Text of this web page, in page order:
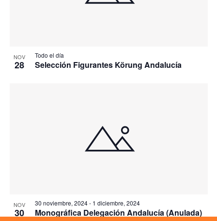
NOV
28
Todo el día
Selección Figurantes Körung Andalucía
NOV
30
30 noviembre, 2024- 1 diciembre, 2024
Monográfica Delegación Andalucía (Anulada)